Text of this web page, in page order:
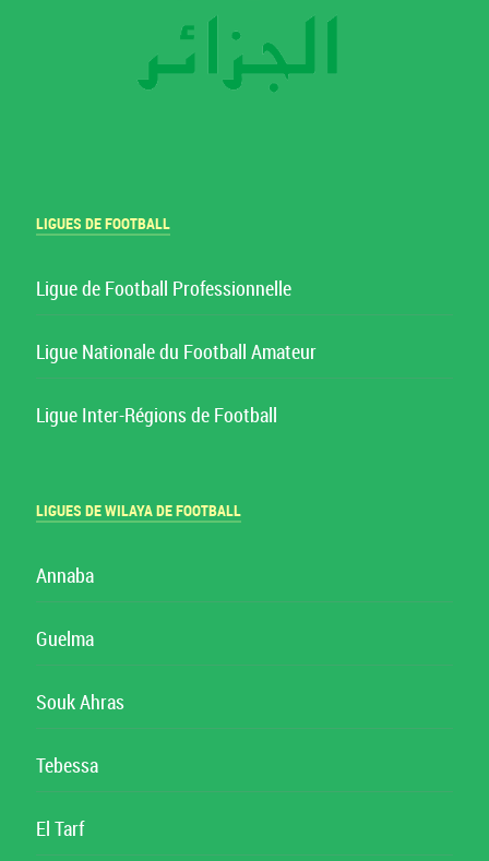
LIGUES DE FOOTBALL
Ligue de Football Professionnelle
Ligue Nationale du Football Amateur
Ligue Inter-Régions de Football
LIGUES DE WILAYA DE FOOTBALL
Annaba
Guelma
Souk Ahras
Tebessa
El Tarf